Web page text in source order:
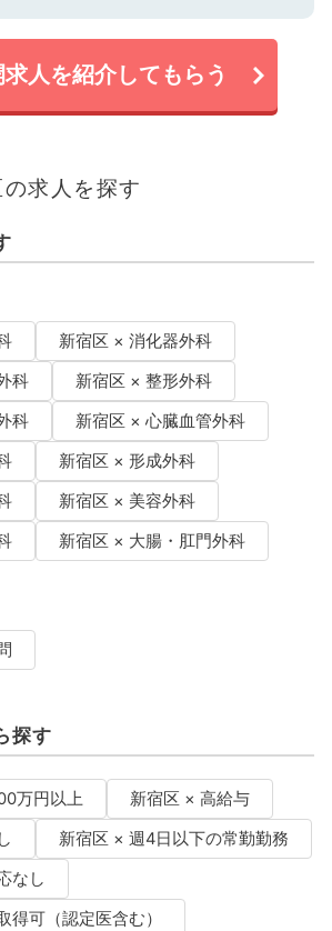
人を紹介してもらう
求人を探す
新宿区 × 消化器外科
科
新宿区 × 整形外科
科
新宿区 × 心臓血管外科
新宿区 × 形成外科
新宿区 × 美容外科
新宿区 × 大腸・肛門外科
探す
万円以上
新宿区 × 高給与
新宿区 × 週4日以下の常勤勤務
なし
得可（認定医含む）